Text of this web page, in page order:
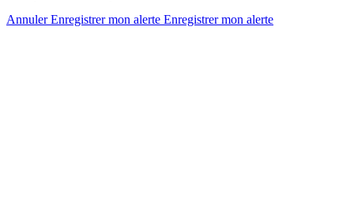
AnnulerEnregistrer mon alerte Enregistrermon alerte